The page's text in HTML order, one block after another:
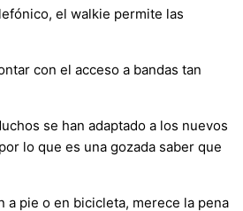
el walkie permite las
con el acceso a bandas tan
se han adaptado a los nuevos
lo que es una gozada saber que
a pie o en bicicleta, merece la pena